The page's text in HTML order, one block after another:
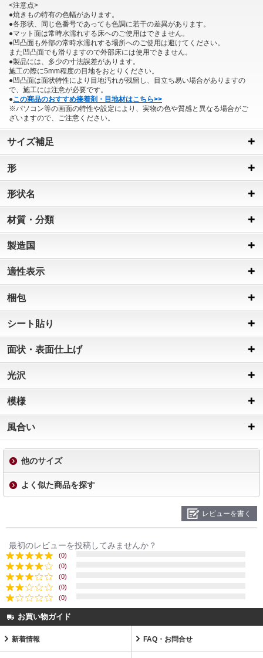
<注意点>
●焼きもの特有の色幅があります。
●各形状、同じ色番号であっても色調に若干の差異があります。
●マット面は常時水濡れする床へのご使用はできません。
●凹凸面も外部の常時水濡れする場所へのご使用は避けてください。
また凹凸面でも滑りますので外部床には使用できません。
●製品には、多少の寸法誤差があります。
施工の際に5mm程度の目地をおとりください。
●凹凸面は面状特性により目地汚れが残留し、目立ち易い場合がありますの
で、施工には注意が必要です。
●この商品のおすすめ接着剤・目地材はこちら>>
※パソコン等の画面の特性や設定により、実物の色や質感と異なる場合がご
ざいますので、ご注意ください。
サイズ補足
形
形状名
材質・分類
製造国
適性表示
梱包
シート貼り
面状・表面仕上げ
光沢
模様
風合い
他のサイズ
よく似た商品を探す
レビューを書く
最初のレビューを投稿してみませんか？
(0)
(0)
(0)
(0)
(0)
お買い物ガイド
新着情報 FAQ・お問合せ